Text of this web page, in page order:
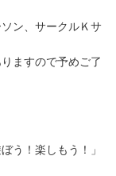
ン、サークルＫサ
ますので予めご了
！楽しもう！」